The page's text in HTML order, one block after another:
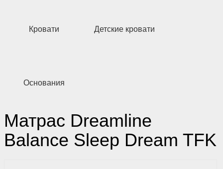
Кровати Детские кровати
Основания
Матрас Dreamline
Balance Sleep Dream TFK